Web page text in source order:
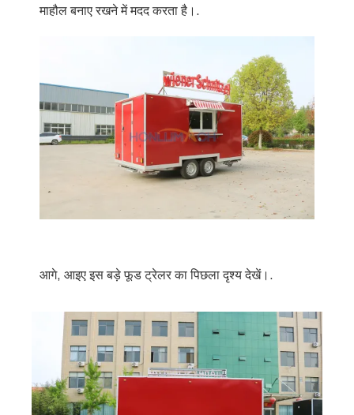
माहौल बनाए रखने में मदद करता है।.
आगे, आइए इस बड़े फूड ट्रेलर का पिछला दृश्य देखें।.